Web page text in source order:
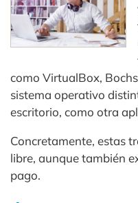
como VirtualBox,
sistema operativo
escritorio, como otra
Concretamente, estas
libre, aunque también
pago.